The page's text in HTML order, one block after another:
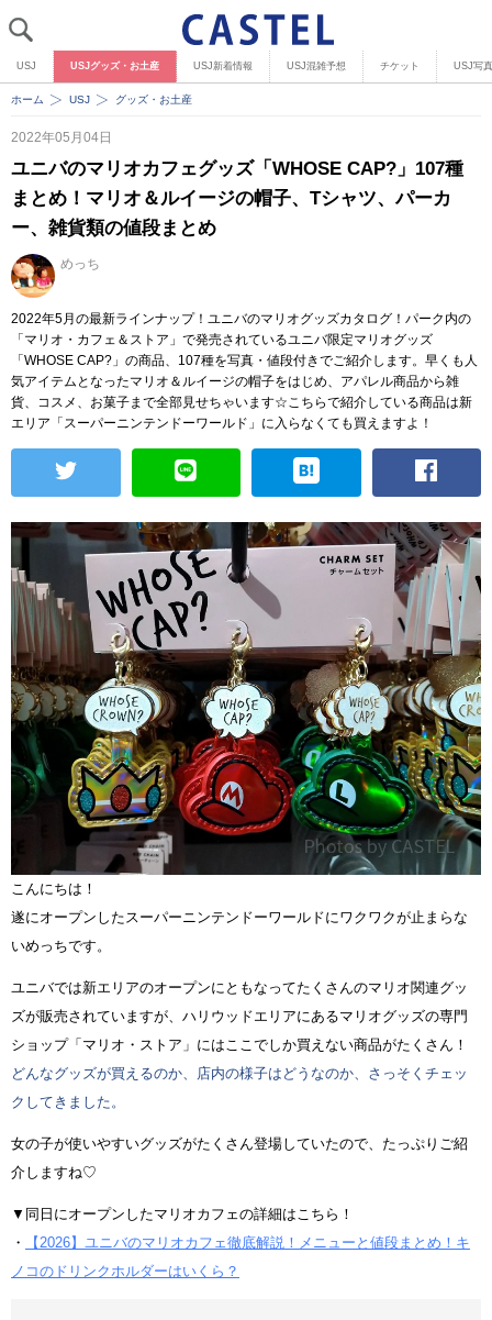
USJ USJグッズ・お土産 USJ新着情報 USJ混雑予想 チケット USJ写
ホーム USJ グッズ・お土産
2022年05月04日
ユニバのマリオカフェグッズ「WHOSE CAP?」107種
まとめ！マリオ＆ルイージの帽子、Tシャツ、パーカ
ー、雑貨類の値段まとめ
めっち
2022年5月の最新ラインナップ！ユニバのマリオグッズカタログ！パーク内の
「マリオ・カフェ＆ストア」で発売されているユニバ限定マリオグッズ
「WHOSE CAP?」の商品、107種を写真・値段付きでご紹介します。早くも人
気アイテムとなったマリオ＆ルイージの帽子をはじめ、アパレル商品から雑
貨、コスメ、お菓子まで全部見せちゃいます☆こちらで紹介している商品は新
エリア「スーパーニンテンドーワールド」に入らなくても買えますよ！
こんにちは！
遂にオープンしたスーパーニンテンドーワールドにワクワクが止まらな
いめっちです。
ユニバでは新エリアのオープンにともなってたくさんのマリオ関連グッ
ズが販売されていますが、ハリウッドエリアにあるマリオグッズの専門
ショップ「マリオ・ストア」にはここでしか買えない商品がたくさん！
どんなグッズが買えるのか、店内の様子はどうなのか、さっそくチェッ
クしてきました。
女の子が使いやすいグッズがたくさん登場していたので、たっぷりご紹
介しますね♡
▼同日にオープンしたマリオカフェの詳細はこちら！
・
【2026】ユニバのマリオカフェ徹底解説！メニューと値段まとめ！キ
ノコのドリンクホルダーはいくら？